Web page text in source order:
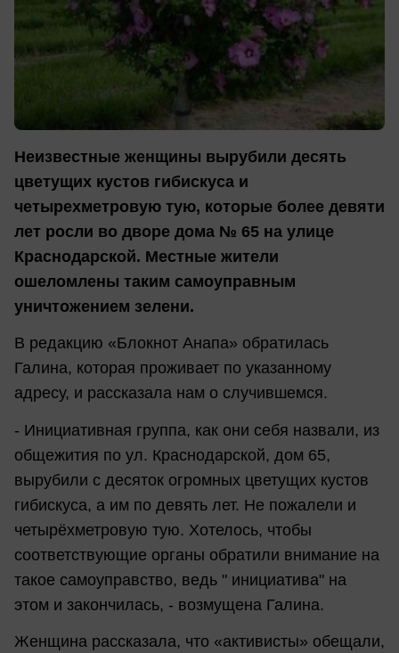
Неизвестные женщины вырубили десять
цветущих кустов гибискуса и
четырехметровую тую, которые более девяти
лет росли во дворе дома № 65 на улице
Краснодарской. Местные жители
ошеломлены таким самоуправным
уничтожением зелени.
В редакцию «Блокнот Анапа» обратилась
Галина, которая проживает по указанному
адресу, и рассказала нам о случившемся.
- Инициативная группа, как они себя назвали, из
общежития по ул. Краснодарской, дом 65,
вырубили с десяток огромных цветущих кустов
гибискуса, а им по девять лет. Не пожалели и
четырёхметровую тую. Хотелось, чтобы
соответствующие органы обратили внимание на
такое самоуправство, ведь " инициатива" на
этом и закончилась, - возмущена Галина.
Женщина рассказала, что «активисты» обещали,